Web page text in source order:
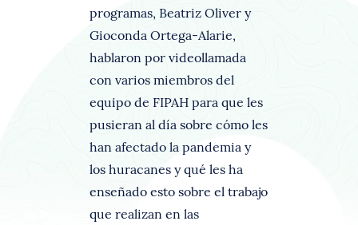
programas, Beatriz Oliver y
Gioconda Ortega-Alarie,
hablaron por videollamada
con varios miembros del
equipo de FIPAH para que les
pusieran al día sobre cómo les
han afectado la pandemia y
los huracanes y qué les ha
enseñado esto sobre el trabajo
que realizan en las